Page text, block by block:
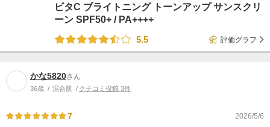
ビタC ブライトニング トーンアップ サンスクリ
ーン SPF50+ / PA++++
5.5
評価グラフ
かな5820さん
36歳 混合肌 クチコミ投稿 3件
7 2026/5/6